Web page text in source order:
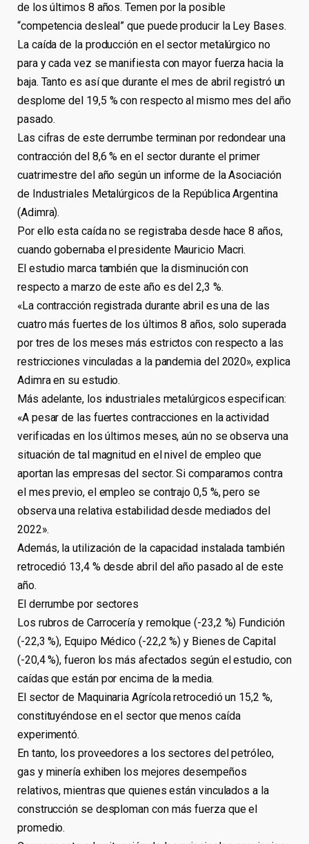
de los últimos 8 años. Temen por la posible
“competencia desleal” que puede producir la Ley Bases.
La caída de la producción en el sector metalúrgico no
para y cada vez se manifiesta con mayor fuerza hacia la
baja. Tanto es así que durante el mes de abril registró un
desplome del 19,5 % con respecto al mismo mes del año
pasado.
Las cifras de este derrumbe terminan por redondear una
contracción del 8,6 % en el sector durante el primer
cuatrimestre del año según un informe de la Asociación
de Industriales Metalúrgicos de la República Argentina
(Adimra).
Por ello esta caída no se registraba desde hace 8 años,
cuando gobernaba el presidente Mauricio Macri.
El estudio marca también que la disminución con
respecto a marzo de este año es del 2,3 %.
«La contracción registrada durante abril es una de las
cuatro más fuertes de los últimos 8 años, solo superada
por tres de los meses más estrictos con respecto a las
restricciones vinculadas a la pandemia del 2020», explica
Adimra en su estudio.
Más adelante, los industriales metalúrgicos especifican:
«A pesar de las fuertes contracciones en la actividad
verificadas en los últimos meses, aún no se observa una
situación de tal magnitud en el nivel de empleo que
aportan las empresas del sector. Si comparamos contra
el mes previo, el empleo se contrajo 0,5 %, pero se
observa una relativa estabilidad desde mediados del
2022».
Además, la utilización de la capacidad instalada también
retrocedió 13,4 % desde abril del año pasado al de este
año.
El derrumbe por sectores
Los rubros de Carrocería y remolque (-23,2 %) Fundición
(-22,3 %), Equipo Médico (-22,2 %) y Bienes de Capital
(-20,4 %), fueron los más afectados según el estudio, con
caídas que están por encima de la media.
El sector de Maquinaria Agrícola retrocedió un 15,2 %,
constituyéndose en el sector que menos caída
experimentó.
En tanto, los proveedores a los sectores del petróleo,
gas y minería exhiben los mejores desempeños
relativos, mientras que quienes están vinculados a la
construcción se desploman con más fuerza que el
promedio.